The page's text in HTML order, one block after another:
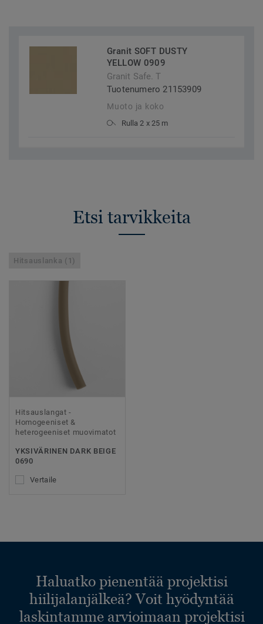
Granit SOFT DUSTY
YELLOW 0909
Granit Safe. T
Tuotenumero 21153909
Muoto ja koko
Rulla 2 x 25 m
Etsi tarvikkeita
Hitsauslanka (1)
Hitsauslangat -
Homogeeniset &
heterogeeniset muovimatot
YKSIVÄRINEN DARK BEIGE
0690
Vertaile
Haluatko pienentää projektisi
hiilijalanjälkeä? Voit hyödyntää
laskintamme arvioimaan projektisi